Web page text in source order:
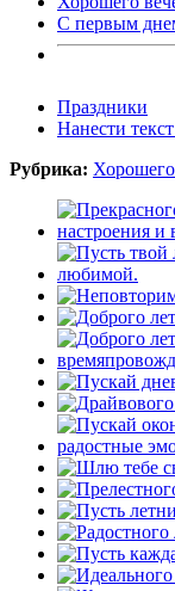
С первым
Праздники
Нанести
Рубрика: Хорошего